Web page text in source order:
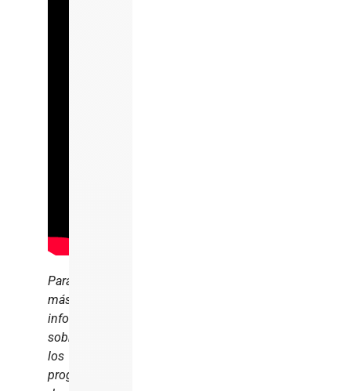
Para
más
información
sobre
los
programas